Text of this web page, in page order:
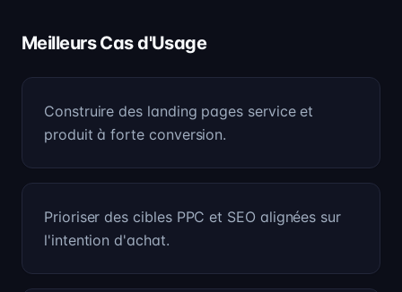
Meilleurs Cas d'Usage
Construire des landing pages service et
produit à forte conversion.
Prioriser des cibles PPC et SEO alignées sur
l'intention d'achat.